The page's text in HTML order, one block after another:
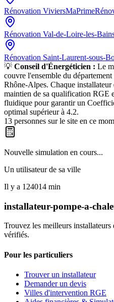
Rénovation Viviers
Rénovation Val-de-Loire-les-
Rénovation Saint-Laurent-sous-
💡 Conseil d'Énergéticien : Le
couvre l'ensemble du département
Rhône-Alpes. Chaque
maintien de sa qualification RGE
fluidique pour garantir un
optimal supérieur à 4.2.
13 personnes sur le site en ce
Nouvelle simulation en cours...
Un utilisateur de sa ville
Il y a 124014 min
installateur-pompe-a-
Trouvez les meilleurs
vérifiés.
Pour les particuliers
Trouver un installateur
Demander un devis
Villes d'intervention RGE